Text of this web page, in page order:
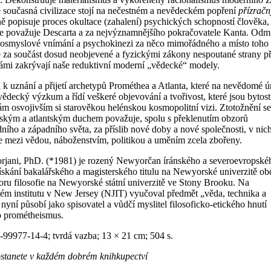
současná civilizace stojí na nečestném a nevědeckém popření
popisuje proces okultace (zahalení) psychických schopností člověka,
považuje Descarta a za nejvýznamnějšího pokračovatele Kanta.
vnímání a psychokinezi za něco mimořádného a místo
součást dosud neobjevené a fyzickými zákony nespoutané strany
zakrývají naše reduktivní moderní „vědecké“ modely.
uznání a přijetí archetypů Prométhea a Atlanta, které na nevědomé
výzkum a řídí veškeré objevování a tvořivost, které jsou
osvojivším si starověkou helénskou kosmopolitní vizi. Ztotožnění se
a atlantským duchem považuje, spolu s překlenutím obzorů
a západního světa, za příslib nové doby a nové společnosti, v
mezi vědou, náboženstvím, politikou a uměním zcela zbořeny.
PhD. (*1981) je rozený Newyorčan íránského a
bakalářského a magisterského titulu na Newyorské univerzitě
filosofie na Newyorské státní univerzitě ve Stony Brooku. Na
institutu v New Jersey (NJIT) vyučoval předmět „věda, technika a
nyní působí jako spisovatel a vůdčí myslitel filosoficko-etického hnutí
prométheismus.
14-4; tvrdá vazba; 13 × 21 cm; 504 s.
v každém dobrém knihkupectví